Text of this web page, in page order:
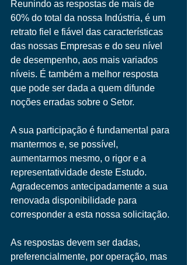
Reunindo as respostas de mais de
60% do total da nossa Indústria, é um
retrato fiel e fiável das características
das nossas Empresas e do seu nível
de desempenho, aos mais variados
níveis. É também a melhor resposta
que pode ser dada a quem difunde
noções erradas sobre o Setor.
A sua participação é fundamental para
mantermos e, se possível,
aumentarmos mesmo, o rigor e a
representatividade deste Estudo.
Agradecemos antecipadamente a sua
renovada disponibilidade para
corresponder a esta nossa solicitação.
As respostas devem ser dadas,
preferencialmente, por operação, mas